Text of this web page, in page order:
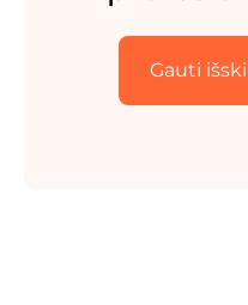
Gauti